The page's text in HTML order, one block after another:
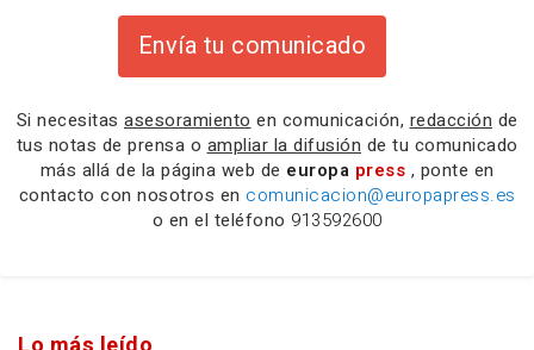
Envía tu comunicado
Si necesitas asesoramiento en comunicación, redacción de
tus notas de prensa o ampliar la difusión de tu comunicado
más allá de la página web de europa press , ponte en
contacto con nosotros en comunicacion@europapress.es
o en el teléfono 913592600